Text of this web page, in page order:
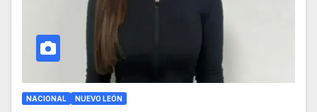
NACIONAL NUEVO LEÓN